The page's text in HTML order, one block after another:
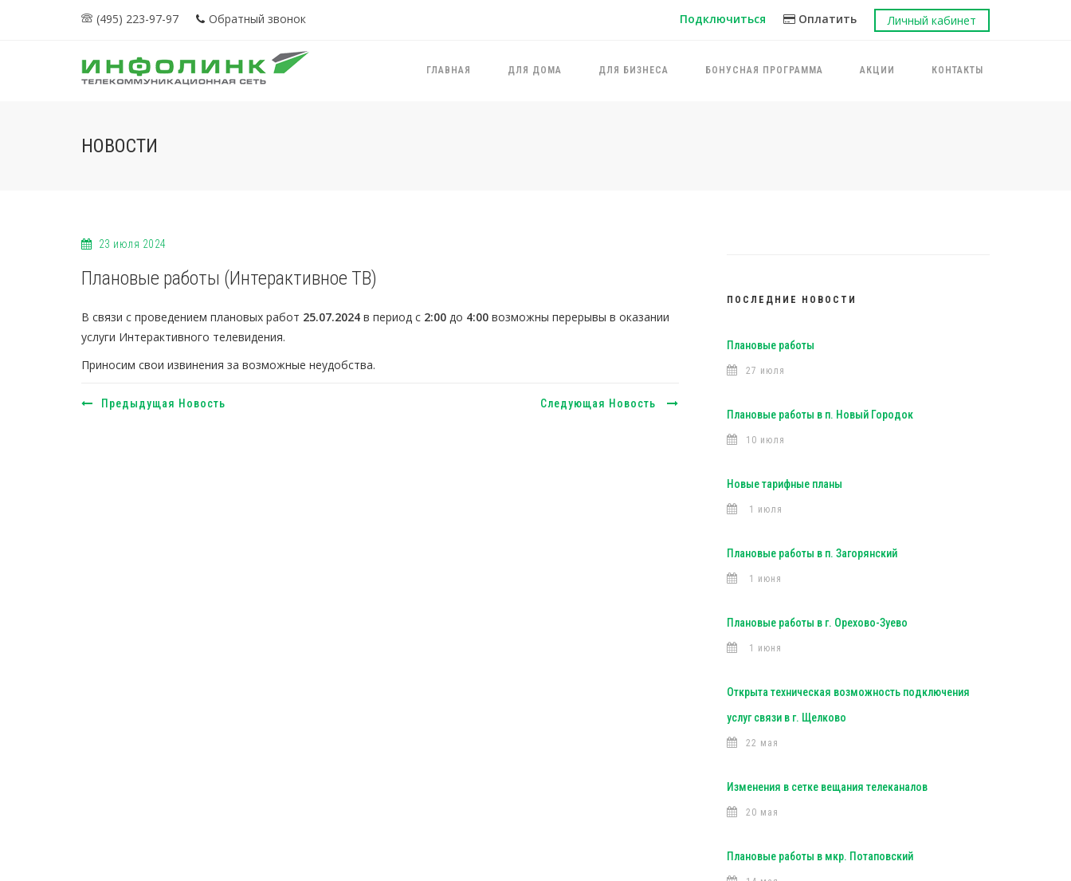
(495) 223-97-97 Обратный звонок Подключиться Оплатить Личный кабинет
ГЛАВНАЯ ДЛЯ ДОМА ДЛЯ БИЗНЕСА БОНУСНАЯ ПРОГРАММА АКЦИИ КОНТАКТЫ
НОВОСТИ
23 июля 2024
Плановые работы (Интерактивное ТВ)
В связи с проведением плановых работ 25.07.2024 в период с 2:00 до 4:00 возможны перерывы в оказании
услуги Интерактивного телевидения.
Приносим свои извинения за возможные неудобства.
Предыдущая Новость Следующая Новость
ПОСЛЕДНИЕ НОВОСТИ
Плановые работы
27 июля
Плановые работы в п. Новый Городок
10 июля
Новые тарифные планы
1 июля
Плановые работы в п. Загорянский
1 июня
Плановые работы в г. Орехово-Зуево
1 июня
Открыта техническая возможность подключения
услуг связи в г. Щелково
22 мая
Изменения в сетке вещания телеканалов
20 мая
Плановые работы в мкр. Потаповский